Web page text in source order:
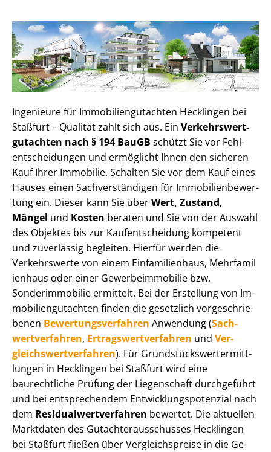
Ingenieure für Im­mo­bi­li­en­gut­ach­ten Hecklingen bei
Staßfurt – Qualität zahlt sich aus. Ein Ver­kehrs­wert­
gut­ach­ten nach § 194 BauGB schützt Sie vor Fehl­
ent­schei­dun­gen und ermöglicht Ihnen den sicheren
Kauf Ihrer Immobilie. Schalten Sie vor dem Kauf eines
Hauses einen Sach­ver­stän­di­gen für Im­mo­bi­li­en­be­wer­
tung ein. Dieser kann Sie überWert, Zustand,
Mängel und Kosten beraten und Sie von der Auswahl
des Objektes bis zur Kauf­ent­schei­dung kompetent
und zuverlässig begleiten. Hierfür werden die
Verkehrswerte von einem Einfamilienhaus, Mehr­fa­mi­l
i­en­haus oder einer Ge­wer­be­im­mo­bi­lie bzw.
Sonderimmobilie ermittelt. Bei der Erstellung von Im­
mo­bi­li­en­gut­ach­ten finden die gesetzlich vor­ge­schrie­
be­nen Be­wer­tungs­ver­fah­ren Anwendung (Sach­
wert­ver­fah­ren, Er­trags­wert­ver­fah­ren und Ver­
gleichs­wert­ver­fah­ren). Für Grund­stücks­wert­ermitt­
lun­gen in Hecklingen bei Staßfurt wird eine
baurechtliche Prüfung der Liegenschaft durchgeführt
und bei entsprechendem Ent­wick­lungs­po­ten­zi­al nach
dem Re­si­du­al­wert­ver­fah­ren bewertet. Die aktuellen
Marktdaten des Gut­ach­ter­aus­schus­ses Hecklingen
bei Staßfurt fließen über Ver­gleichs­prei­se in die Ge­